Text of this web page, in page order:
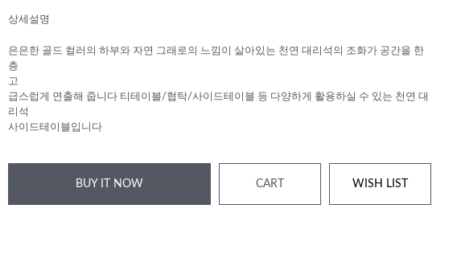
상세설명
은은한 골드 컬러의 하부와 자연 그래로의 느낌이 살아있는 천연 대리석의 조화가 공간을 한
층
고
급스럽게 연출해 줍니다 티테이블/협탁/사이드테이블 등 다양하게 활용하실 수 있는 천연 대
리석
사이드테이블입니다
BUY IT NOW CART WISH LIST